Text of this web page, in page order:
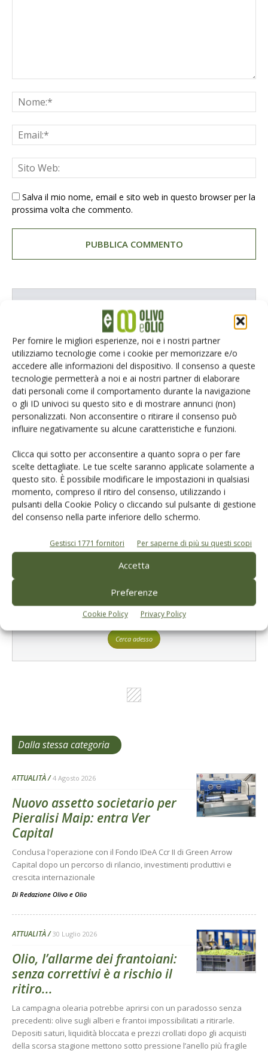
Per fornire le migliori esperienze, noi e i nostri partner
utilizziamo tecnologie come i cookie per memorizzare e/o
accedere alle informazioni del dispositivo. Il consenso a queste
tecnologie permetterà a noi e ai nostri partner di elaborare
dati personali come il comportamento durante la navigazione
o gli ID univoci su questo sito e di mostrare annunci (non)
personalizzati. Non acconsentire o ritirare il consenso può
influire negativamente su alcune caratteristiche e funzioni.
Clicca qui sotto per acconsentire a quanto sopra o per fare
scelte dettagliate. Le tue scelte saranno applicate solamente a
questo sito. È possibile modificare le impostazioni in qualsiasi
momento, compreso il ritiro del consenso, utilizzando i
pulsanti della Cookie Policy o cliccando sul pulsante di gestione
del consenso nella parte inferiore dello schermo.
Gestisci 1771 fornitori Per saperne di più su questi scopi
Accetta
Preferenze
Cookie Policy Privacy Policy
Salva il mio nome, email e sito web in questo browser per la
prossima volta che commento.
Tecniche, prodotti e servizi dalle aziende
Un modo semplice per cercare un'azienda o un
prodotto!
Cerca adesso
L'Esperto risponde
I consigli di Terra e Vita agli agricoltori
Cerca adesso
Dalla stessa categoria
ATTUALITÀ 4 Agosto 2026
Nuovo assetto societario per
Pieralisi Maip: entra Ver
Capital
Conclusa l'operazione con il Fondo IDeA Ccr II di Green Arrow
Capital dopo un percorso di rilancio, investimenti produttivi e
crescita internazionale
Di Redazione Olivo e Olio
ATTUALITÀ 30 Luglio 2026
Olio, l’allarme dei frantoiani:
senza correttivi è a rischio il
ritiro...
La campagna olearia potrebbe aprirsi con un paradosso senza
precedenti: olive sugli alberi e frantoi impossibilitati a ritirarle.
Depositi saturi, liquidità bloccata e prezzi crollati dopo gli acquisti
della scorsa stagione mettono sotto pressione l’anello più fragile